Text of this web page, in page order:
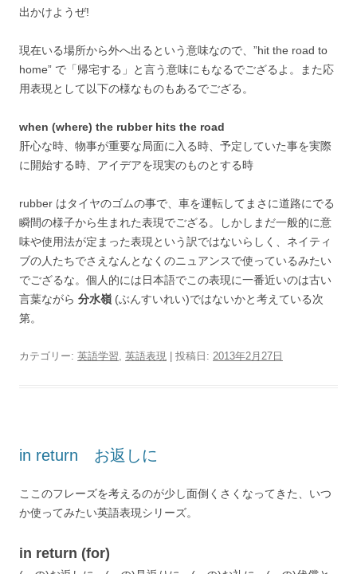
出かけようぜ!
現在いる場所から外へ出るという意味なので、”hit the road to
home” で「帰宅する」と言う意味にもなるでござるよ。また応
用表現として以下の様なものもあるでござる。
when (where) the rubber hits the road
肝心な時、物事が重要な局面に入る時、予定していた事を実際
に開始する時、アイデアを現実のものとする時
rubber はタイヤのゴムの事で、車を運転してまさに道路にでる
瞬間の様子から生まれた表現でござる。しかしまだ一般的に意
味や使用法が定まった表現という訳ではないらしく、ネイティ
ブの人たちでさえなんとなくのニュアンスで使っているみたい
でござるな。個人的には日本語でこの表現に一番近いのは古い
言葉ながら 分水嶺 (ぶんすいれい)ではないかと考えている次
第。
カテゴリー: 英語学習, 英語表現 | 投稿日: 2013年2月27日
in return お返しに
ここのフレーズを考えるのが少し面倒くさくなってきた、いつ
か使ってみたい英語表現シリーズ。
in return (for)